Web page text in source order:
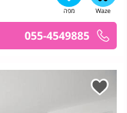
055-4549885